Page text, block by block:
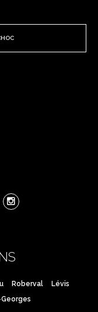
Roberval
Lévis